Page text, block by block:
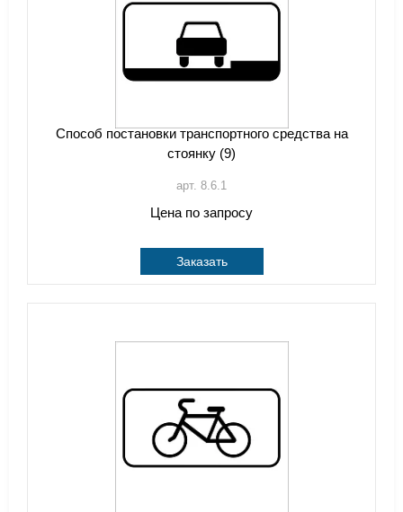
Способ постановки транспортного средства на
стоянку (9)
арт. 8.6.1
Цена по запросу
Заказать